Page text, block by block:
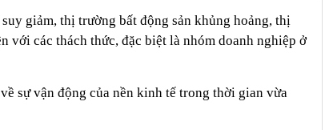
giảm, thị trường bất động sản khủng hoảng, thị
với các thách thức, đặc biệt là nhóm doanh nghiệp ở
sự vận động của nền kinh tế trong thời gian vừa